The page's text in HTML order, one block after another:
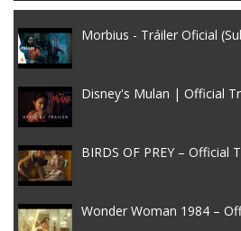
Morbius - Tráiler Oficial
Disney's Mulan | Official
BIRDS OF PREY – Official
Wonder Woman 1984 –